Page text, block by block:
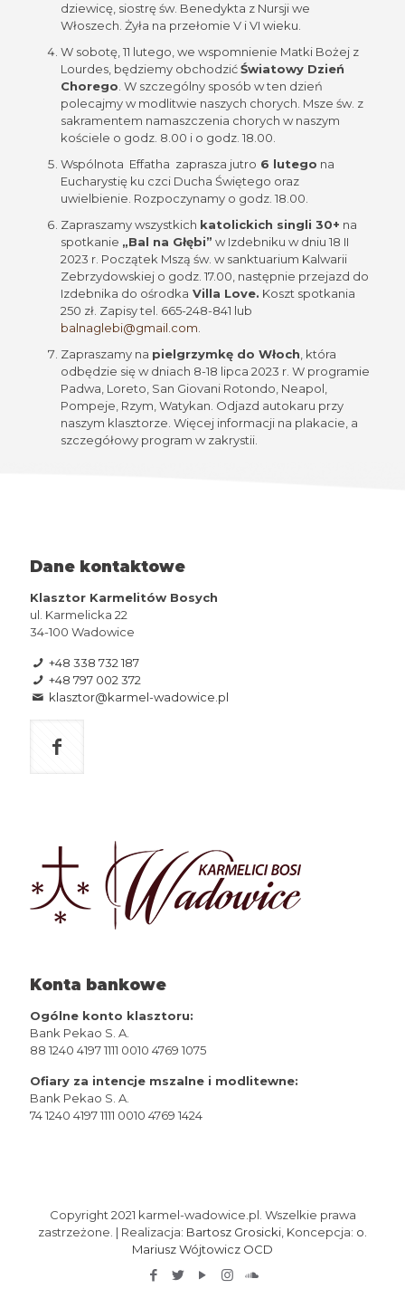
dziewicę, siostrę św. Benedykta z Nursji we
Włoszech. Żyła na przełomie V i VI wieku.
W sobotę, 11 lutego, we wspomnienie Matki Bożej z
Lourdes, będziemy obchodzićŚwiatowy Dzień
Chorego. W szczególny sposób w ten dzień
polecajmy w modlitwie naszych chorych. Msze św. z
sakramentem namaszczenia chorych w naszym
kościele o godz. 8.00 i o godz. 18.00.
Wspólnota Effatha zaprasza jutro 6 lutego na
Eucharystię ku czci Ducha Świętego oraz
uwielbienie. Rozpoczynamy o godz. 18.00.
Zapraszamy wszystkich katolickich singli 30+ na
spotkanie „Bal na Głębi” w Izdebniku w dniu 18 II
2023 r. Początek Mszą św. w sanktuarium Kalwarii
Zebrzydowskiej o godz. 17.00, następnie przejazd do
Izdebnika do ośrodka Villa Love. Koszt spotkania
250 zł. Zapisy tel. 665-248-841 lub
balnaglebi@gmail.com.
Zapraszamy na pielgrzymkę do Włoch, która
odbędzie się w dniach 8-18 lipca 2023 r. W programie
Padwa, Loreto, San Giovani Rotondo, Neapol,
Pompeje, Rzym, Watykan. Odjazd autokaru przy
naszym klasztorze. Więcej informacji na plakacie, a
szczegółowy program w zakrystii.
Dane kontaktowe
Klasztor Karmelitów Bosych
ul. Karmelicka 22
34-100 Wadowice
+48 338 732 187
+48 797 002 372
klasztor@karmel-wadowice.pl
Konta bankowe
Ogólne konto klasztoru:
Bank Pekao S. A.
88 1240 4197 1111 0010 4769 1075
Ofiary za intencje mszalne i modlitewne:
Bank Pekao S. A.
74 1240 4197 1111 0010 4769 1424
Copyright 2021 karmel-wadowice.pl. Wszelkie prawa
zastrzeżone. | Realizacja: Bartosz Grosicki, Koncepcja: o.
Mariusz Wójtowicz OCD